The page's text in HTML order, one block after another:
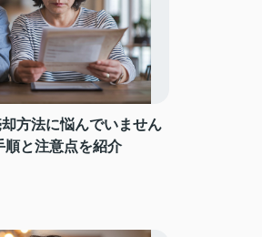
方法に悩んでいません
順と注意点を紹介